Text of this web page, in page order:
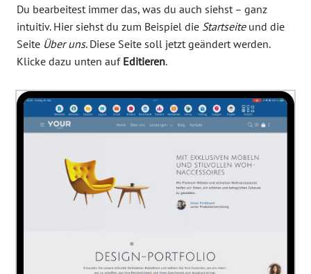
Du bearbeitest immer das, was du auch siehst – ganz
intuitiv. Hier siehst du zum Beispiel die Startseiteund die
Seite Über uns. Diese Seite soll jetzt geändert werden.
Klicke dazu unten auf Editieren.